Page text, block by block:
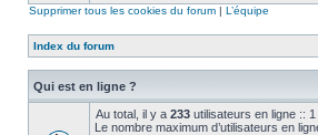
Supprimer tous les cookies du forum | L’équipe
Index du forum
Qui est en ligne ?
Au total, il y a 233 utilisateurs en ligne ::
Le nombre maximum d’utilisateurs en